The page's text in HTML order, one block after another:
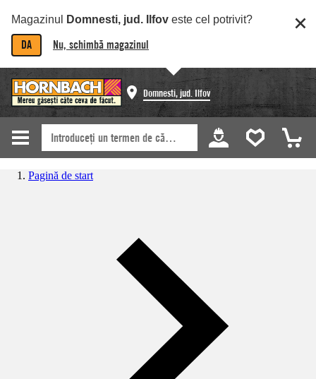
Magazinul Domnesti, jud. Ilfov este cel potrivit?
DA Nu, schimbă magazinul
Domnesti, jud. Ilfov
Pagină de start